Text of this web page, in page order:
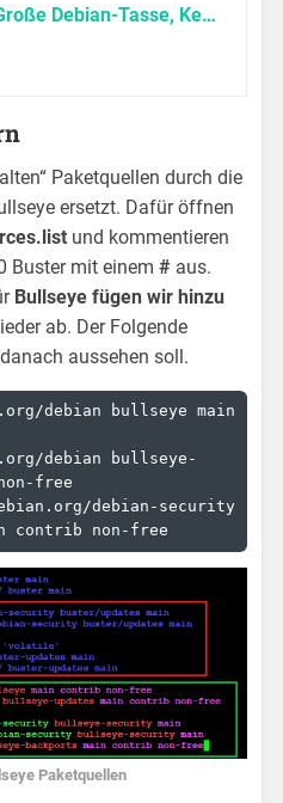
CafePress Große Debian-Tasse, Keramik, Kaffeetasse, Teetasse, 425 ml
Paketquellen durch die
ersetzt. Dafür öffnen
und kommentieren
Buster mit einem# aus.
Bullseye fügen wir hinzu
ab. Der Folgende
aussehen soll.
debian bullseye main
debian bullseye-
free
debian-security
Paketquellen